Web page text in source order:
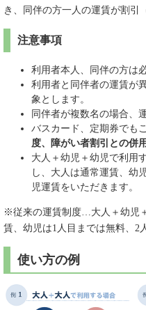
き、同伴の方一人の運賃が割引
注意事項
利用者本人、同伴の方は
利用者と同伴者の運賃が
象とします。
同伴者が複数名の場合、
バスカード、定期券でも
度、障がい者割引との併
大人＋幼児＋幼児で利用
し、大人は通常運賃、幼
児運賃をいただきます。
※従来の運賃制度…大人＋幼児
賃、幼児は1人目までは無料、2
使い方の例